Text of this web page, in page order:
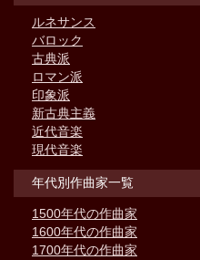
ルネサンス
バロック
古典派
ロマン派
印象派
新古典主義
近代音楽
現代音楽
年代別作曲家一覧
1500年代の作曲家
1600年代の作曲家
1700年代の作曲家